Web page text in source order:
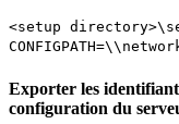
<setup
Exporter les
configuration du